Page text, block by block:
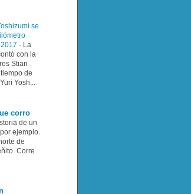
se
- La
con la
Stian
de
Yosh...
corro
de un
ejemplo.
de
Corre